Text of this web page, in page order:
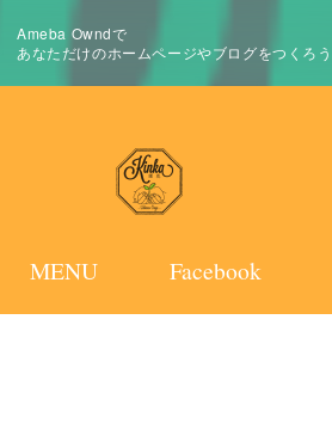
Ameba Owndで
あなただけのホームページやブログをつくろう
MENU Facebook